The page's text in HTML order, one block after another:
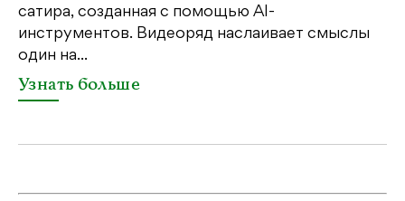
сатира, созданная с помощью AI-
инструментов. Видеоряд наслаивает смыслы
один на...
Узнать больше